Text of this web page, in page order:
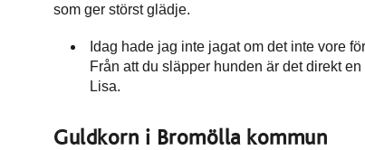
som ger störst glädje.
Idag hade jag inte jagat om det inte vore
Från att du släpper hunden är det direkt
Lisa.
Guldkorn i Bromölla kommun